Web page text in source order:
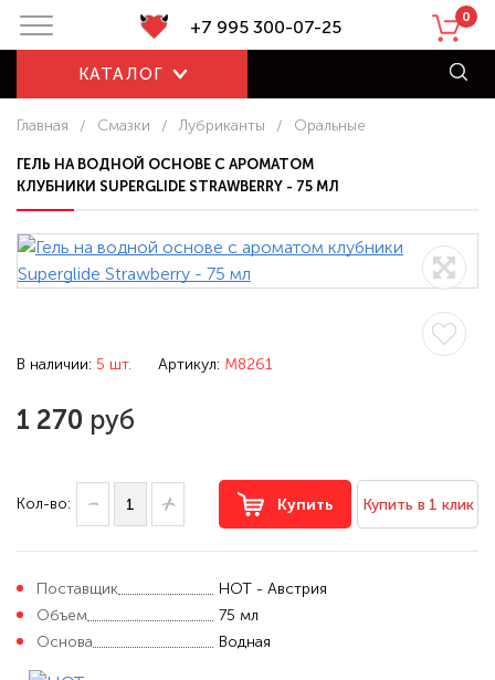
+7 995 300-07-25 0
КАТАЛОГ
Главная / Смазки / Лубриканты / Оральные
ГЕЛЬ НА ВОДНОЙ ОСНОВЕ С АРОМАТОМ
КЛУБНИКИ SUPERGLIDE STRAWBERRY - 75 МЛ
В наличии: 5 шт. Артикул: M8261
1 270 руб
Кол-во: Купить Купить в 1 клик
Поставщик
HOT - Австрия
Объем
75 мл
Основа
Водная